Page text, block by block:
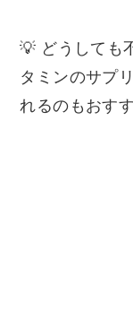
💡 どうしても
タミンのサプ
れるのもおす